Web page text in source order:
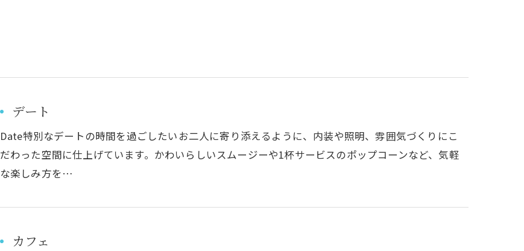
デート
Date特別なデートの時間を過ごしたいお二人に寄り添えるように、内装や照明、雰囲気づくりにこ
だわった空間に仕上げています。かわいらしいスムージーや1杯サービスのポップコーンなど、気軽
な楽しみ方を…
カフェ